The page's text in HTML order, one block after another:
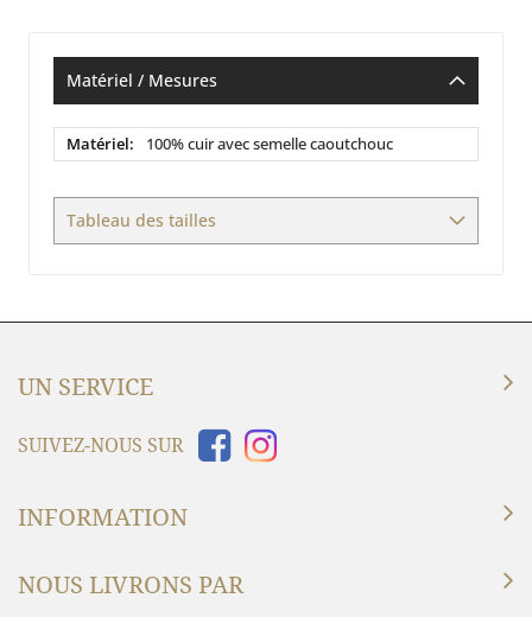
Matériel / Mesures
Matériel
/
100% cuir avec semelle caoutchouc
Tableau des tailles
UN SERVICE
SUIVEZ-NOUS SUR
INFORMATION
NOUS LIVRONS PAR